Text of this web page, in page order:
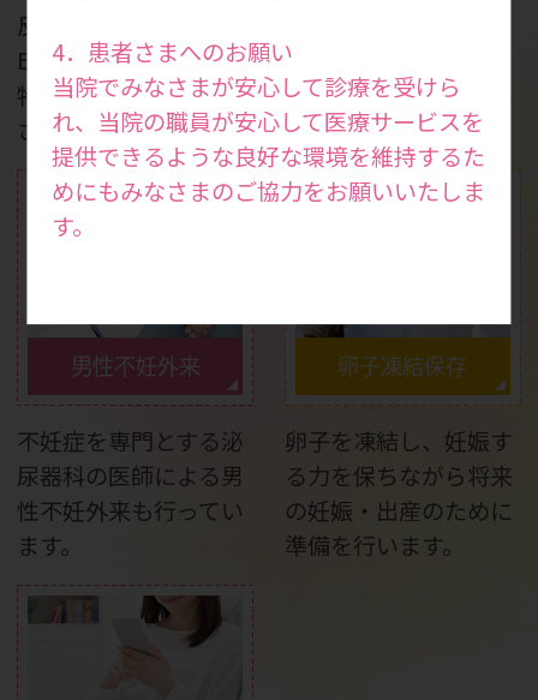
4．患者さまへのお願い
当院でみなさまが安心して診療を受けら
れ、当院の職員が安心して医療サービスを
提供できるような良好な環境を維持するた
めにもみなさまのご協力をお願いいたしま
す。
反復着床不全の場合は
ERA検査で移植時期を
特定し、妊娠率を向上
させます。
もちろん、健康状態を
知りたい方も受けてい
ただける検査です。
男性不妊外来
不妊症を専門とする泌
尿器科の医師による男
性不妊外来も行ってい
ます。
卵子凍結保存
卵子を凍結し、妊娠す
る力を保ちながら将来
の妊娠・出産のために
準備を行います。